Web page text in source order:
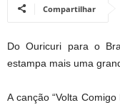
Compartilhar
Do Ouricuri para o
estampa mais uma
A canção “Volta